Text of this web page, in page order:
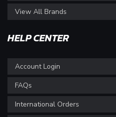
View All Brands
HELP CENTER
Account Login
FAQs
International Orders